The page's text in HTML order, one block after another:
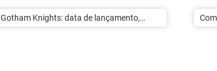
Gotham Knights: data de lançamento,